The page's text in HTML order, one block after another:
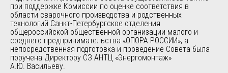
при поддержке Комиссии по оценке соответствия в
области сварочного производства и родственных
технологий Санкт-Петербургское отделения
общероссийской общественной организации малого и
среднего предпринимательства «ОПОРА РОССИИ», а
непосредственная подготовка и проведение Совета была
поручена Директору СЗ АНТЦ «Энергомонтаж»
А.Ю. Васильеву.